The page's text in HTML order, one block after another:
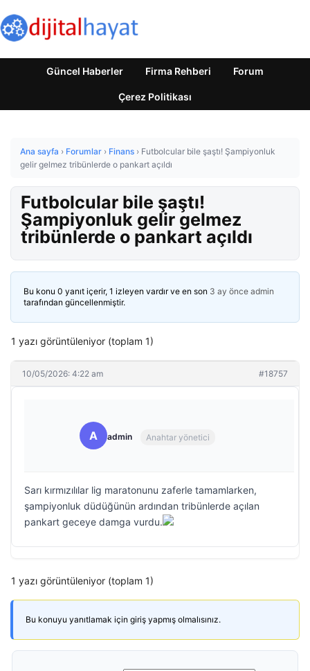
Güncel Haberler Firma Rehberi Forum
Çerez Politikası
Ana sayfa › Forumlar › Finans › Futbolcular bile şaştı! Şampiyonluk
gelir gelmez tribünlerde o pankart açıldı
Futbolcular bile şaştı!
Şampiyonluk gelir gelmez
tribünlerde o pankart açıldı
Bu konu 0 yanıt içerir, 1 izleyen vardır ve en son 3 ay önce admin
tarafından güncellenmiştir.
1 yazı görüntüleniyor (toplam 1)
10/05/2026: 4:22 am #18757
A admin Anahtar yönetici
Sarı kırmızılılar lig maratonunu zaferle tamamlarken,
şampiyonluk düdüğünün ardından tribünlerde açılan
pankart geceye damga vurdu.
1 yazı görüntüleniyor (toplam 1)
Bu konuyu yanıtlamak için giriş yapmış olmalısınız.